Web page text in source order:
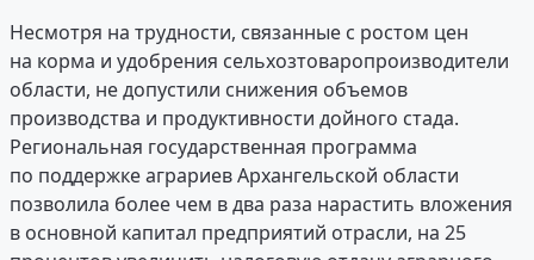
Несмотря на трудности, связанные с ростом цен
на корма и удобрения сельхозтоваропроизводители
области, не допустили снижения объемов
производства и продуктивности дойного стада.
Региональная государственная программа
по поддержке аграриев Архангельской области
позволила более чем в два раза нарастить вложения
в основной капитал предприятий отрасли, на 25